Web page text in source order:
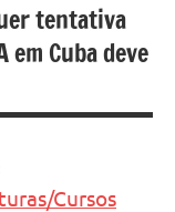
tentativa
Cuba deve
Cursos